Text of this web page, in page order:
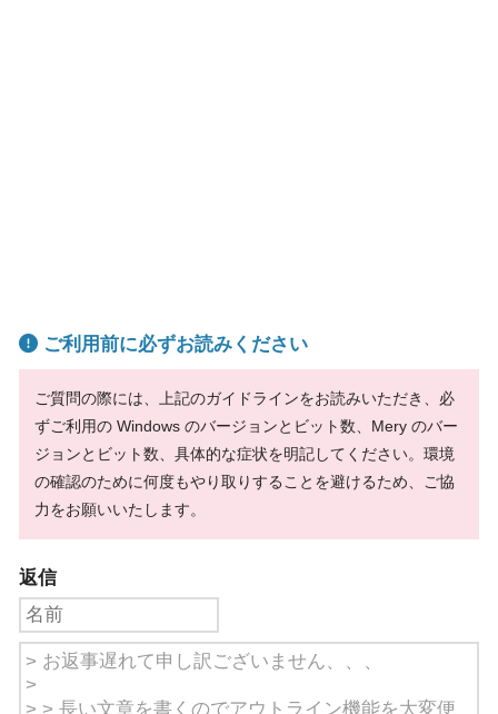
ご利用前に必ずお読みください
ご質問の際には、上記のガイドラインをお読みいただき、必
ずご利用の Windows のバージョンとビット数、Mery のバー
ジョンとビット数、具体的な症状を明記してください。環境
の確認のために何度もやり取りすることを避けるため、ご協
力をお願いいたします。
返信